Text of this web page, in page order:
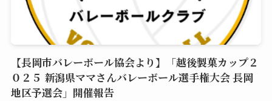
【長岡市バレーボール協会より】「越後製菓カップ２
０２５ 新潟県ママさんバレーボール選手権大会 長岡
地区予選会」開催報告